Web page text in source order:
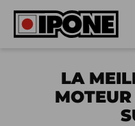
Ipone
HUILES MOTEUR
ENTRETIEN
LA